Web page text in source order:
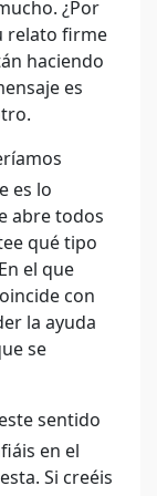
¿Por
relato firme
haciendo
es
es lo
abre todos
qué tipo
el que
con
la ayuda
se
sentido
en el
Si creéis